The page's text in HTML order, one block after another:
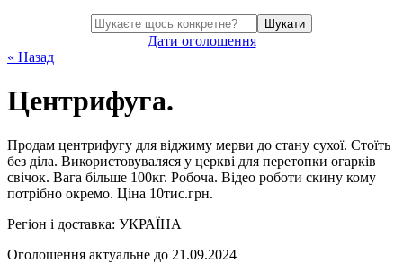
Шукати
Дати оголошення
« Назад
Центрифуга.
Продам центрифугу для віджиму мерви до стану сухої. Стоїть
без діла. Використовуваляся у церкві для перетопки огарків
свічок. Вага більше 100кг. Робоча. Відео роботи скину кому
потрібно окремо. Ціна 10тис.грн.
Регіон і доставка: УКРАЇНА
Оголошення актуальне до 21.09.2024